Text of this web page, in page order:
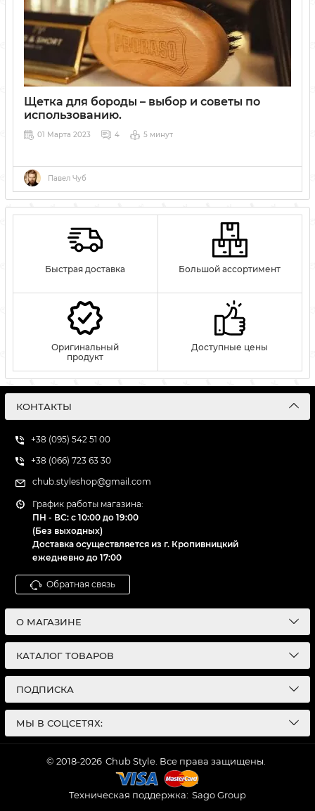
Щетка для бороды – выбор и советы по
использованию.
01 Марта 2023 4 5 минут
Павел Чуб
Быстрая доставка Большой ассортимент
Оригинальный
продукт
Доступные цены
КОНТАКТЫ
+38 (095) 542 51 00
+38 (066) 723 63 30
chub.styleshop@gmail.com
График работы магазина:
ПН - ВС: с 10:00 до 19:00
(Без выходных)
Доставка осуществляется из г. Кропивницкий
ежедневно до 17:00
Обратная связь
О МАГАЗИНЕ
КАТАЛОГ ТОВАРОВ
ПОДПИСКА
МЫ В СОЦСЕТЯХ:
© 2018-2026 Chub Style. Все права защищены.
Техническая поддержка: Sago Group